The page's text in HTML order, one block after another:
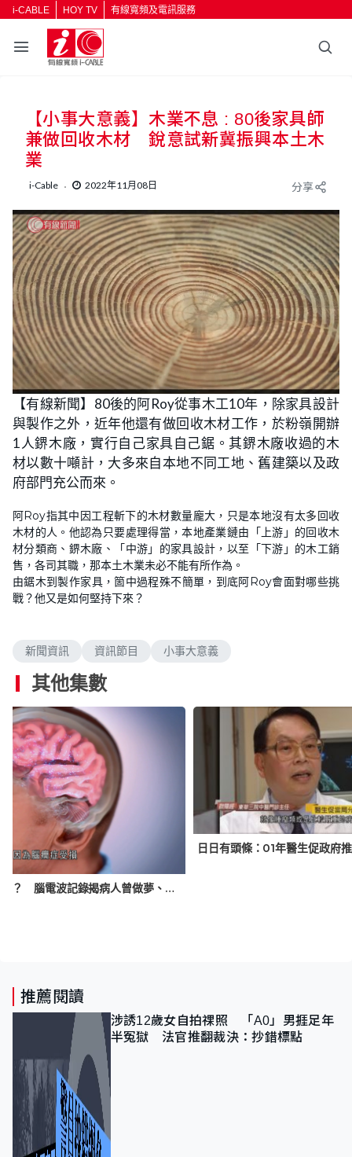
i-CABLE HOY TV 有線寬頻及電訊服務
【小事大意義】木業不息 : 80後家具師
兼做回收木材 銳意試新冀振興本土木
業
i-Cable 2022年11月08日 分享
U
n
m
t
e
L
o
a
d
e
d
:
4
.
9
3
%
【有線新聞】80後的阿Roy從事木工10年，除家具設計
與製作之外，近年他還有做回收木材工作，於粉嶺開辦
1人鎅木廠，實行自己家具自己鋸。其鎅木廠收過的木
材以數十噸計，大多來自本地不同工地、舊建築以及政
府部門充公而來。
阿Roy指其中因工程斬下的木材數量龐大，只是本地沒有太多回收
木材的人。他認為只要處理得當，本地產業鏈由「上游」的回收木
材分類商、鎅木廠、「中游」的家具設計，以至「下游」的木工銷
售，各司其職，那本土木業未必不能有所作為。
由鋸木到製作家具，箇中過程殊不簡單，到底阿Roy會面對哪些挑
戰？他又是如何堅持下來？
新聞資訊 資訊節目 小事大意義
其他集數
瀕死前現「人生走馬燈」？ 腦電波記錄揭病人曾做夢、冥想及回憶 或助證科學定論
日日有頭條：01年醫生促政府
推薦閱讀
涉誘12歲女自拍祼照 「A0」男捱足年
半冤獄 法官推翻裁決：抄錯標點